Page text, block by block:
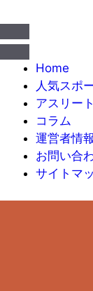
Home
人気スポ
アスリート
コラム
運営者情報
お問い合
サイトマ